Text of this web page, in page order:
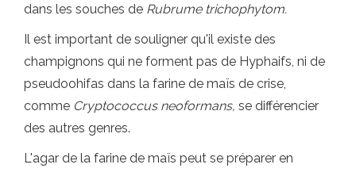
dans les souches de Rubrume trichophytom.
Il est important de souligner qu'il existe des
champignons qui ne forment pas de Hyphaifs, ni de
pseudoohifas dans la farine de maïs de crise,
comme Cryptococcus neoformans, se différencier
des autres genres.
L'agar de la farine de maïs peut se préparer en